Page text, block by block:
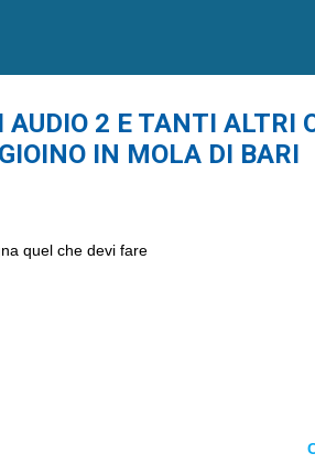
AUDIO 2 E TANTI ALTRI
IN MOLA DI BARI
quel che devi fare